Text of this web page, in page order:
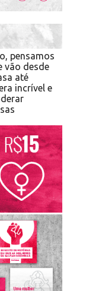
pensamos
vão desde
até
incrível e